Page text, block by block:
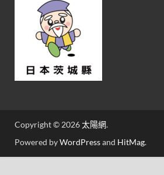
Copyright © 2026太陽網.
Powered byWordPressand HitMag.